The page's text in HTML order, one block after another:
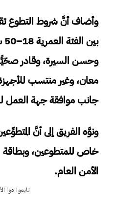
وأضاف أنَّ شروط التطوع
وحسن السيرة، وقادر
معان، وغير منتسب للأجهزة
جانب موافقة جهة العمل
ونوَّه الفريق إلى أنَّ
خاص للمتطوعين، وبطاقة
الأمن العام.
تابعوا هوا